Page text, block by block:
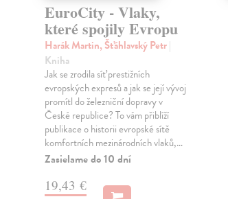
EuroCity - Vlaky,
které spojily Evropu
Harák Martin, Šťáhlavský Petr|
Kniha
Jak se zrodila síť prestižních
evropských expresů a jak se její vývoj
promítl do železniční dopravy v
České republice? To vám přiblíží
publikace o historii evropské sítě
komfortních mezinárodních vlaků,…
Zasielame do 10 dní
19,43 €